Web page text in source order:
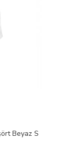
Beyaz S